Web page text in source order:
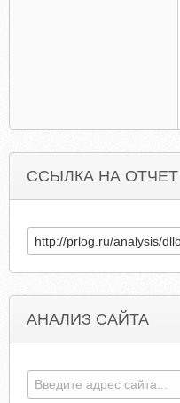
ССЫЛКА НА ОТЧЕТ
АНАЛИЗ САЙТА